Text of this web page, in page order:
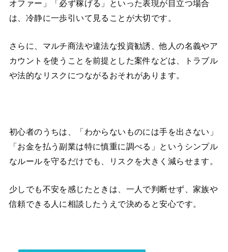
オファー」「必ず稼げる」といった表現が目立つ場合
は、冷静に一歩引いて見ることが大切です。
さらに、マルチ商法や違法な投資勧誘、他人の名義やア
カウントを使うことを前提とした案件などは、トラブル
や法的なリスクにつながるおそれがあります。
初心者のうちは、「わからないものには手を出さない」
「お金を払う副業は特に慎重に調べる」というシンプル
なルールを守るだけでも、リスクを大きく減らせます。
少しでも不安を感じたときは、一人で判断せず、家族や
信頼できる人に相談したうえで決めると安心です。